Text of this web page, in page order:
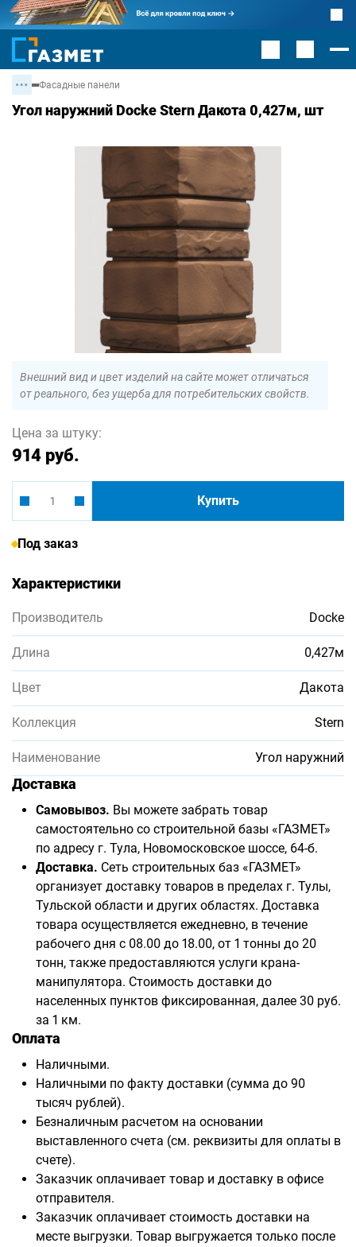
Фасадные панели
Угол наружний Docke Stern Дакота 0,427м, шт
Внешний вид и цвет изделий на сайте может отличаться
от реального, без ущерба для потребительских свойств.
Цена за штуку:
914 руб.
Купить
Под заказ
Характеристики
Производитель Docke
Длина 0,427м
Цвет Дакота
Коллекция Stern
Наименование Угол наружний
Доставка
Самовывоз. Вы можете забрать товар
самостоятельно со строительной базы «ГАЗМЕТ»
по адресу г. Тула, Новомосковское шоссе, 64-б.
Доставка. Сеть строительных баз «ГАЗМЕТ»
организует доставку товаров в пределах г. Тулы,
Тульской области и других областях. Доставка
товара осуществляется ежедневно, в течение
рабочего дня с 08.00 до 18.00, от 1 тонны до 20
тонн, также предоставляются услуги крана-
манипулятора. Стоимость доставки до
населенных пунктов фиксированная, далее 30 руб.
за 1 км.
Оплата
Наличными.
Наличными по факту доставки (сумма до 90
тысяч рублей).
Безналичным расчетом на основании
выставленного счета (см. реквизиты для оплаты в
счете).
Заказчик оплачивает товар и доставку в офисе
отправителя.
Заказчик оплачивает стоимость доставки на
месте выгрузки. Товар выгружается только после